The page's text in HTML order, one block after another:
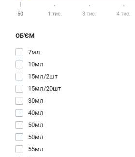
50 1 тис. 3 тис. 4 тис.
ОБ'ЄМ
7мл
10мл
15мл/2шт
15мл/20шт
30мл
40мл
50мл
50мл
55мл